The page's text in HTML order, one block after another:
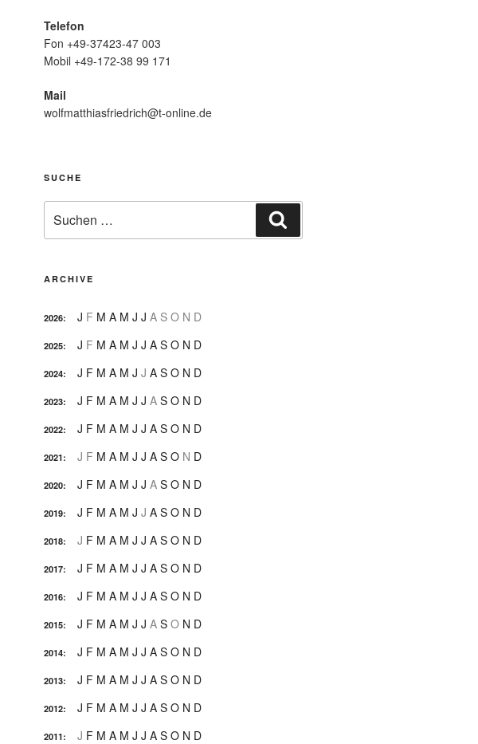
Telefon
Fon +49-37423-47 003
Mobil +49-172-38 99 171
Mail
wolfmatthiasfriedrich@t-online.de
SUCHE
nach:
ARCHIVE
2026: J F M A M J J A S O N D
2025: J F M A M J J A S O N D
2024: J F M A M J J A S O N D
2023: J F M A M J J A S O N D
2022: J F M A M J J A S O N D
2021: J F M A M J J A S O N D
2020: J F M A M J J A S O N D
2019: J F M A M J J A S O N D
2018: J F M A M J J A S O N D
2017: J F M A M J J A S O N D
2016: J F M A M J J A S O N D
2015: J F M A M J J A S O N D
2014: J F M A M J J A S O N D
2013: J F M A M J J A S O N D
2012: J F M A M J J A S O N D
2011: J F M A M J J A S O N D